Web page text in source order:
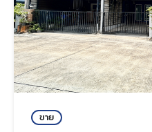
ขาย